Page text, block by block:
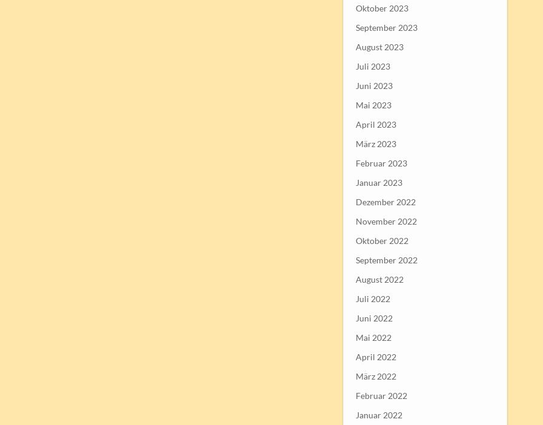
Oktober 2023
September 2023
August 2023
Juli 2023
Juni 2023
Mai 2023
April 2023
März 2023
Februar 2023
Januar 2023
Dezember 2022
November 2022
Oktober 2022
September 2022
August 2022
Juli 2022
Juni 2022
Mai 2022
April 2022
März 2022
Februar 2022
Januar 2022